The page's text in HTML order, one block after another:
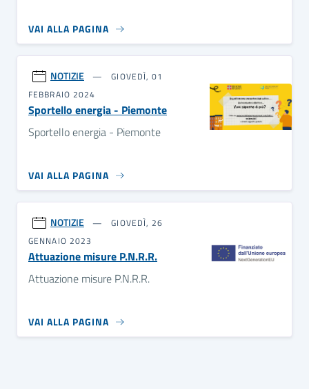
VAI ALLA PAGINA
NOTIZIE
GIOVEDÌ, 01
FEBBRAIO 2024
Sportello energia - Piemonte
Sportello energia - Piemonte
VAI ALLA PAGINA
NOTIZIE
GIOVEDÌ, 26
GENNAIO 2023
Attuazione misure P.N.R.R.
Attuazione misure P.N.R.R.
VAI ALLA PAGINA